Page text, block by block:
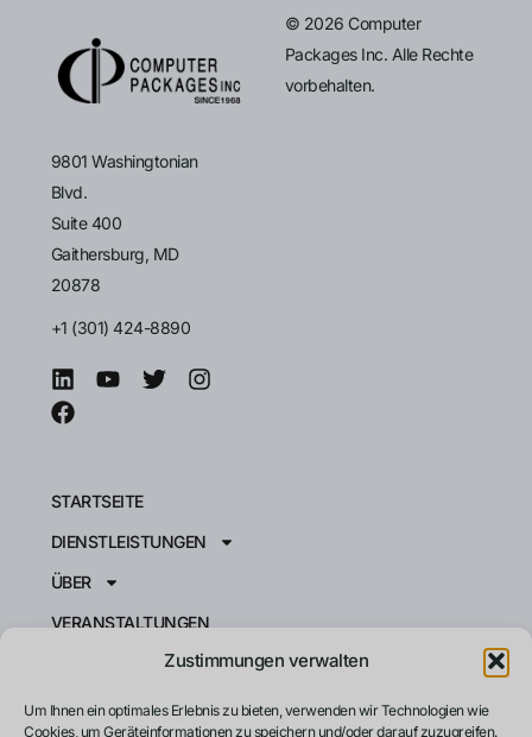
Zustimmungen verwalten
Um Ihnen ein optimales Erlebnis zu bieten, verwenden wir Technologien wie
Cookies, um Geräteinformationen zu speichern und/oder darauf zuzugreifen.
9801 Washingtonian
Blvd.
Suite 400
Gaithersburg, MD
20878
+1 (301) 424-8890
STARTSEITE
DIENSTLEISTUNGEN
ÜBER
VERANSTALTUNGEN
KONTAKT
© 2026 Computer
Packages Inc. Alle Rechte
vorbehalten.